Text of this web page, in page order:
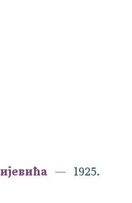
1925.